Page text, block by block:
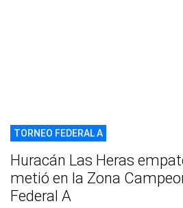
TORNEO FEDERAL A
Huracán Las Heras
metió en la Zona
Federal A